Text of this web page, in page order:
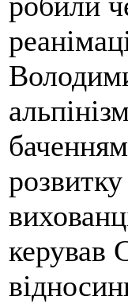
керував